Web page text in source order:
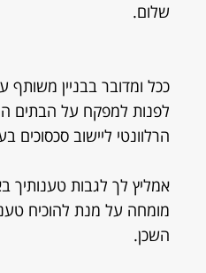
שלום.
ככל ומדובר בבניין
לפנות למפקח על הבתים
הרלוונטי ליישוב סכסוכים
אמליץ לך לגבות טענותיך
מומחה על מנת להוכיח
השכן.